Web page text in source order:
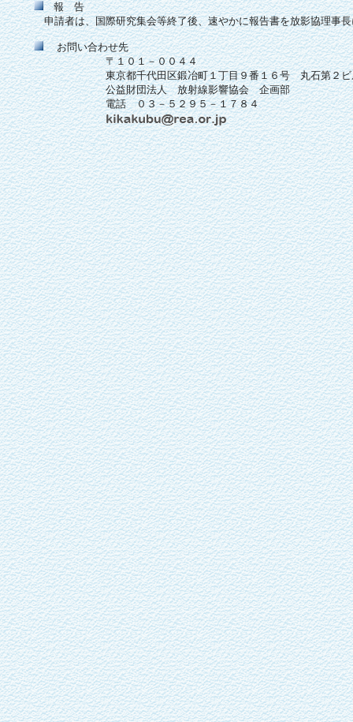
報 告
申請者は、国際研究集会等終了後、速やかに報告書を放影協理事
お問い合わせ先
〒１０１－００４４
東京都千代田区鍛冶町１丁目９番１６号 丸石第２ビ
公益財団法人 放射線影響協会 企画部
電話 ０３－５２９５－１７８４